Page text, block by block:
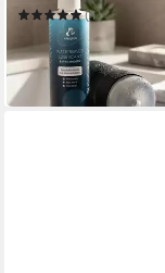
EasyGlide(1)
16,99 €
(67,96 €/ 1 l)
in 2-3 Werktagen bei dir